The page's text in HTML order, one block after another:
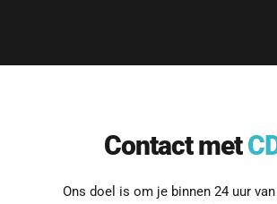
Contact met
Ons doel is om je binnen 24 uur